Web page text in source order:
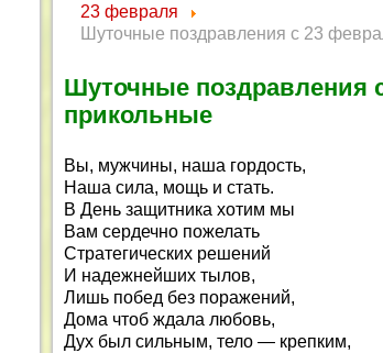
23 февраля
Шуточные поздравления с 23
Шуточные поздравления
прикольные
Вы, мужчины, наша гордость,
Наша сила, мощь и стать.
В День защитника хотим мы
Вам сердечно пожелать
Стратегических решений
И надежнейших тылов,
Лишь побед без поражений,
Дома чтоб ждала любовь,
Дух был сильным, тело — крепким,